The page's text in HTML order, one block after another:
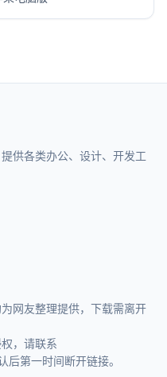
供各类办公、设计、开发工
网友整理提供，下载需离开
，请联系
第一时间断开链接。